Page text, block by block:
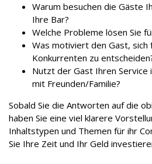
Warum besuchen die Gäste
Ihre Bar?
Welche Probleme lösen Sie
Was motiviert den Gast, sich
Konkurrenten zu
Nutzt der Gast Ihren Service
mit Freunden/Familie?
Sobald Sie die Antworten auf die
haben Sie eine viel klarere
Inhaltstypen und Themen für ihr
Sie Ihre Zeit und Ihr Geld